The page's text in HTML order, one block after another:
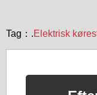
Tag：.Elektrisk